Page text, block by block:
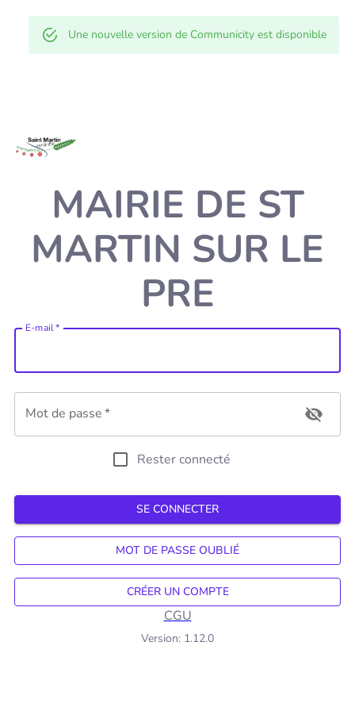
Une nouvelle version de Communicity est disponible
MAIRIE DE ST
MARTIN SUR LE
PRE
E-mail*
Mot de passe*
Rester connecté
SE CONNECTER
MOT DE PASSE OUBLIÉ
CRÉER UN COMPTE
CGU
Version: 1.12.0